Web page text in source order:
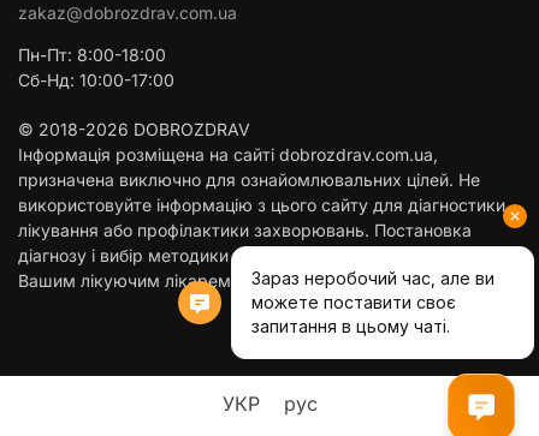
zakaz@dobrozdrav.com.ua
Пн-Пт: 8:00-18:00
Сб-Нд: 10:00-17:00
© 2018-2026 DOBROZDRAV
Інформація розміщена на сайті dobrozdrav.com.ua,
призначена виключно для ознайомлювальних цілей. Не
використовуйте інформацію з цього сайту для діагностики,
лікування або профілактики захворювань. Постановка
діагнозу і вибір методики лікування здійснюється тільки
Вашим лікуючим лікарем!
Built with love by D.W.S.
УКР рус